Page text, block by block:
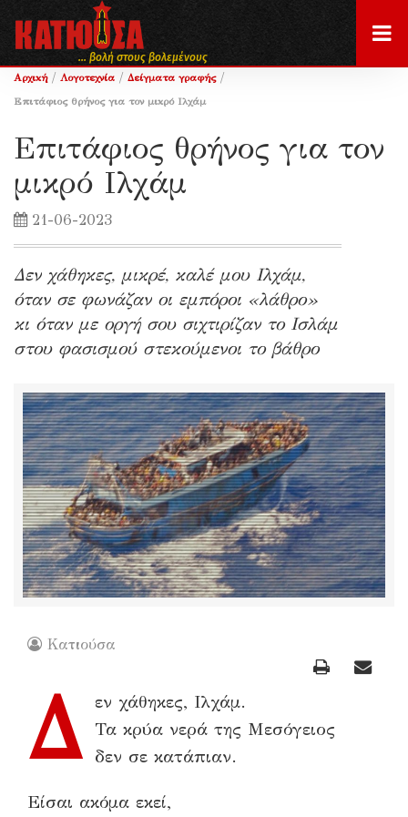
... βολή στους βολεμένους
Αρχική / Λογοτεχνία / Δείγματα γραφής /
Επιτάφιος θρήνος για τον μικρό Ιλχάμ
Επιτάφιος θρήνος για τον
μικρό Ιλχάμ
21-06-2023
Δεν χάθηκες, μικρέ, καλέ μου Ιλχάμ,
όταν σε φωνάζαν οι εμπόροι «λάθρο»
κι όταν με οργή σου σιχτιρίζαν το Ισλάμ
στου φασισμού στεκούμενοι το βάθρο
Κατιούσα
Δ
εν χάθηκες, Ιλχάμ.
Τα κρύα νερά της Μεσόγειος
δεν σε κατάπιαν.
Είσαι ακόμα εκεί,